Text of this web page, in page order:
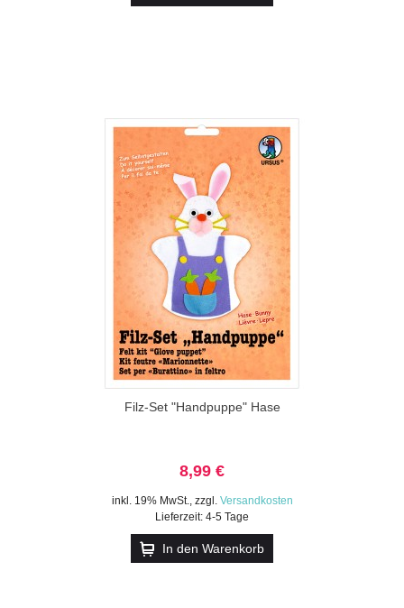
Filz-Set "Handpuppe" Hase
8,99 €
inkl. 19% MwSt., zzgl. Versandkosten
Lieferzeit: 4-5 Tage
In den Warenkorb